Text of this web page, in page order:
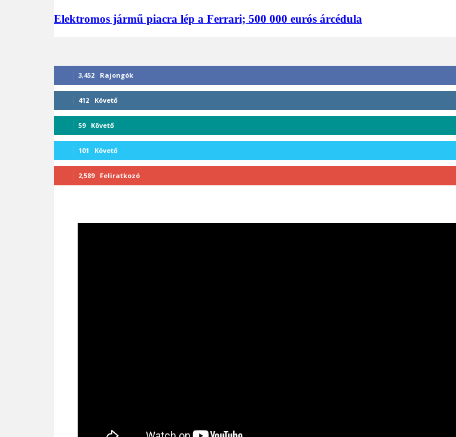
Elektromos jármű piacra lép a Ferrari; 500 000 eurós árcédula
3,452 Rajongók
412 Követő
59 Követő
101 Követő
2,589 Feliratkozó